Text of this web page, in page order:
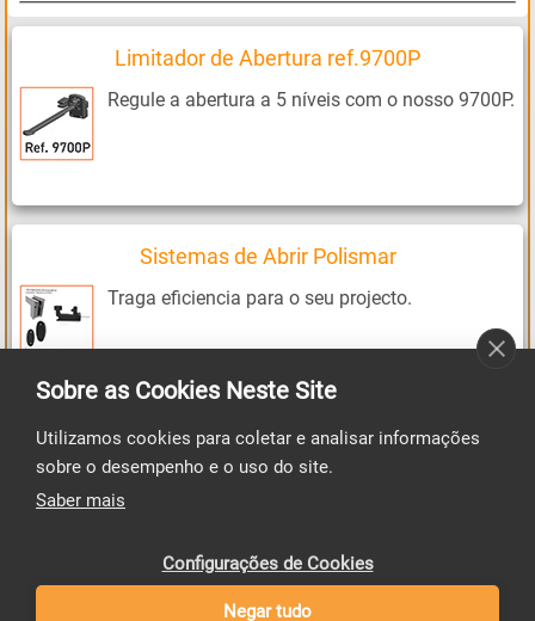
Limitador de Abertura ref.9700P
Regule a abertura a 5 níveis com o nosso 9700P.
Sistemas de Abrir Polismar
Traga eficiencia para o seu projecto.
Rolamentos Polismar
Soluções adequadas aos seus projectos.
Sobre as Cookies Neste Site
Utilizamos cookies para coletar e analisar informações
sobre o desempenho e o uso do site.
Saber mais
Configurações de Cookies
Negar tudo